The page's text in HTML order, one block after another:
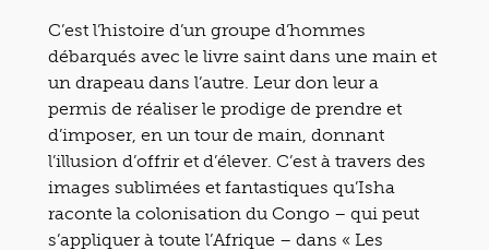
C’est l’histoire d’un groupe d’hommes
débarqués avec le livre saint dans une main et
un drapeau dans l’autre. Leur don leur a
permis de réaliser le prodige de prendre et
d’imposer, en un tour de main, donnant
l’illusion d’offrir et d’élever. C’est à travers des
images sublimées et fantastiques qu’Isha
raconte la colonisation du Congo – qui peut
s’appliquer à toute l’Afrique – dans « Les